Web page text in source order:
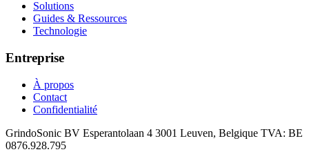
Solutions
Guides & Ressources
Technologie
Entreprise
À propos
Contact
Confidentialité
GrindoSonic BV Esperantolaan 4 3001 Leuven, Belgique TVA: BE
0876.928.795